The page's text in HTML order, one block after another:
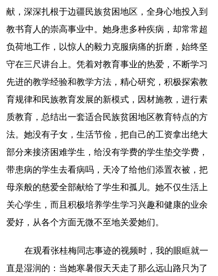
献，深深扎根于边疆民族贫困地区，全身心地投入到
教书育人的崇高事业中。她身患多种疾病，却常常超
负荷地工作，以惊人的毅力克服病痛的折磨，始终坚
守在三尺讲台上。凭着对教育事业的热爱，不断学习
先进的教学经验和教学方法，精心研究，积极探索教
育规律和民族教育发展的新模式，因材施教，进行素
质教育，总结出一套适合民族贫困地区教育特点的方
法。她没有子女，生活节俭，把自己的工资拿出绝大
部分来接济困难学生，给没有学费的学生垫交学费，
带患病的学生去看病吗，天冷了给他们添置衣被，把
母亲般的慈爱全部献给了学生和孤儿。她不仅生活上
关心学生，而且积极培养学生学习兴趣和健康的业余
爱好，从各个方面无微不至地关爱她们。
在观看张桂梅同志事迹的视频时，我的眼眶就一
直是湿润的：当她寒暑假天天走了那么远山路只为了